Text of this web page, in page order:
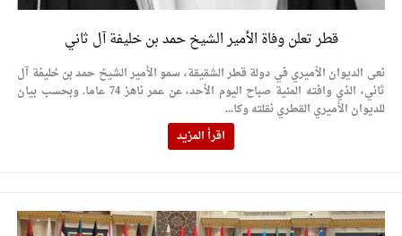
قطر تعلن وفاة الأمير الشيخ حمد بن خليفة آل ثاني
نعى الديوان الأميري في دولة قطر الشقيقة، سمو الأمير الشيخ حمد بن خليفة آل
ثاني، الذي وافته المنية صباح اليوم الأحد، عن عمر ناهز 74 عاما. وبحسب بيان
للديوان الأميري القطري نقلته وكا...
اقرأ المزيد